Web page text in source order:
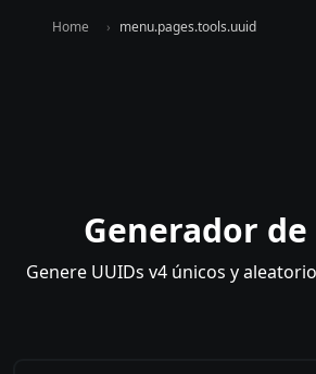
Home menu.pages.tools.uuid
Generador de
Genere UUIDs v4 únicos y